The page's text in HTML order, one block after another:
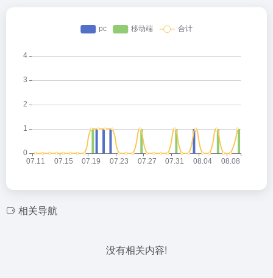
相关导航
没有相关内容!